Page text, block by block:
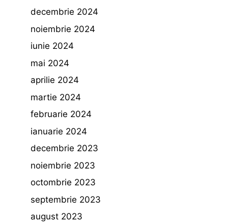
decembrie 2024
noiembrie 2024
iunie 2024
mai 2024
aprilie 2024
martie 2024
februarie 2024
ianuarie 2024
decembrie 2023
noiembrie 2023
octombrie 2023
septembrie 2023
august 2023